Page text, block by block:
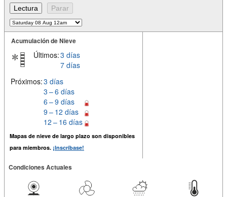
Acumulación de Nieve
Últimos:3 días
7 días
Próximos:3 días
3 – 6 días
6 – 9 días
9 – 12 días
12 – 16 días
Mapas de nieve de largo plazo son disponibles
para miembros. ¡Inscríbase!
Condiciones Actuales